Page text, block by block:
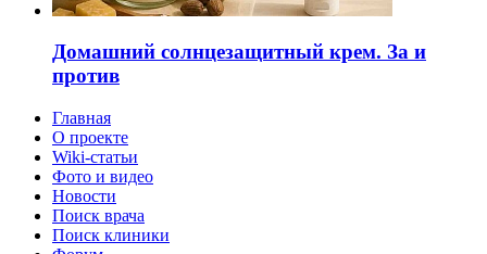
Домашний солнцезащитный крем. За и
против
Главная
О проекте
Wiki-статьи
Фото и видео
Новости
Поиск врача
Поиск клиники